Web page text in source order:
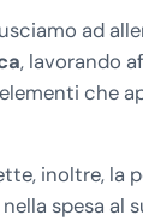
ad
, lavorando
che
inoltre, la
spesa al